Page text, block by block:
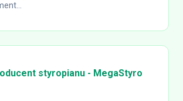
styropianu - MegaStyro